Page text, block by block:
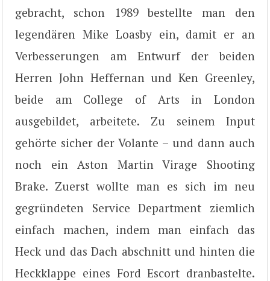
gebracht, schon 1989 bestellte man den
legendären Mike Loasby ein, damit er an
Verbesserungen am Entwurf der beiden
Herren John Heffernan und Ken Greenley,
beide am College of Arts in London
ausgebildet, arbeitete. Zu seinem Input
gehörte sicher der Volante – und dann auch
noch ein Aston Martin Virage Shooting
Brake. Zuerst wollte man es sich im neu
gegründeten Service Department ziemlich
einfach machen, indem man einfach das
Heck und das Dach abschnitt und hinten die
Heckklappe eines Ford Escort dranbastelte.